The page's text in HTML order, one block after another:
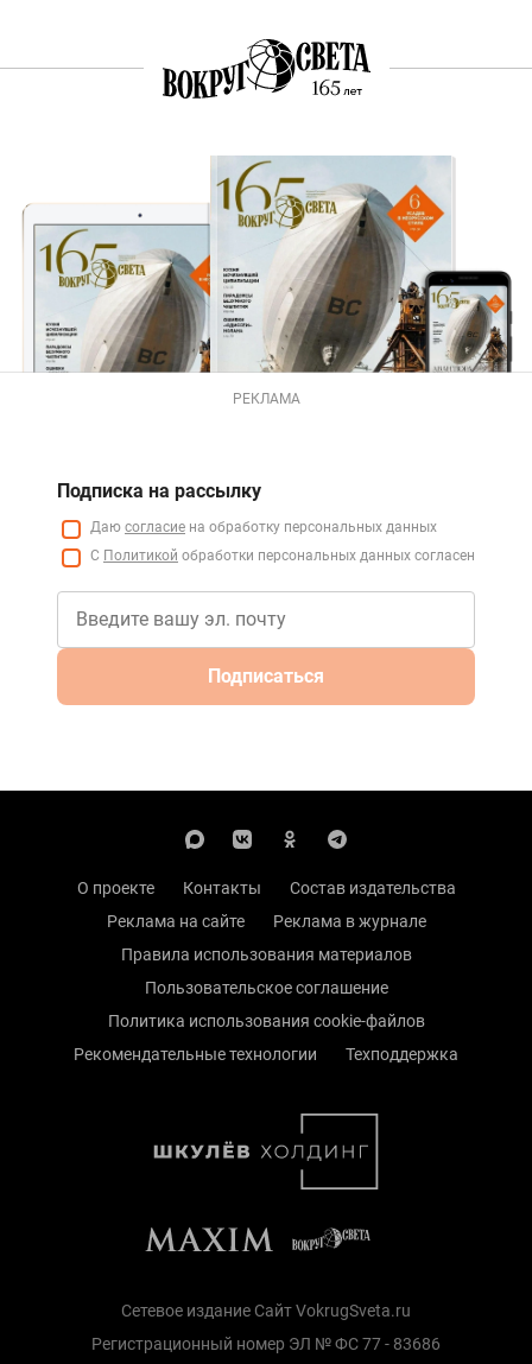
РЕКЛАМА
Подписка на рассылку
Даю согласие на обработку персональных данных
С Политикой обработки персональных данных согласен
Подписаться
О проекте Контакты
Состав издательства
Реклама на сайте
Реклама в журнале
Правила использования материалов
Пользовательское соглашение
Политика использования cookie-файлов
Рекомендательные технологии
Техподдержка
Сетевое издание Сайт VokrugSveta.ru
Регистрационный номер ЭЛ № ФС 77 - 83686